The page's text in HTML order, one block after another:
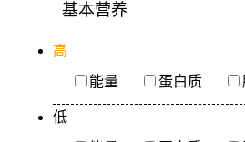
基本营养
高
能量
蛋白质
低